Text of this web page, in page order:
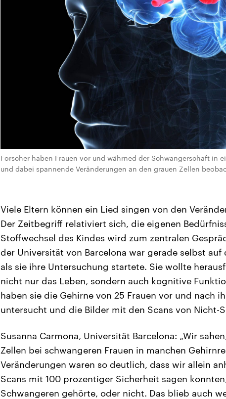
Forscher haben Frauen vor und währned der Schwangerschaft in
und dabei spannende Veränderungen an den grauen Zellen
Viele Eltern können ein Lied singen von den
Der Zeitbegriff relativiert sich, die eigenen
Stoffwechsel des Kindes wird zum zentralen
der Universität von Barcelona war gerade selbst auf
als sie ihre Untersuchung startete. Sie wollte
nicht nur das Leben, sondern auch kognitive
haben sie die Gehirne von 25 Frauen vor und nach
untersucht und die Bilder mit den Scans von Nicht-
Susanna Carmona, Universität Barcelona: „Wir
Zellen bei schwangeren Frauen in manchen
Veränderungen waren so deutlich, dass wir allein
Scans mit 100 prozentiger Sicherheit sagen
Schwangeren gehörte, oder nicht. Das blieb auch